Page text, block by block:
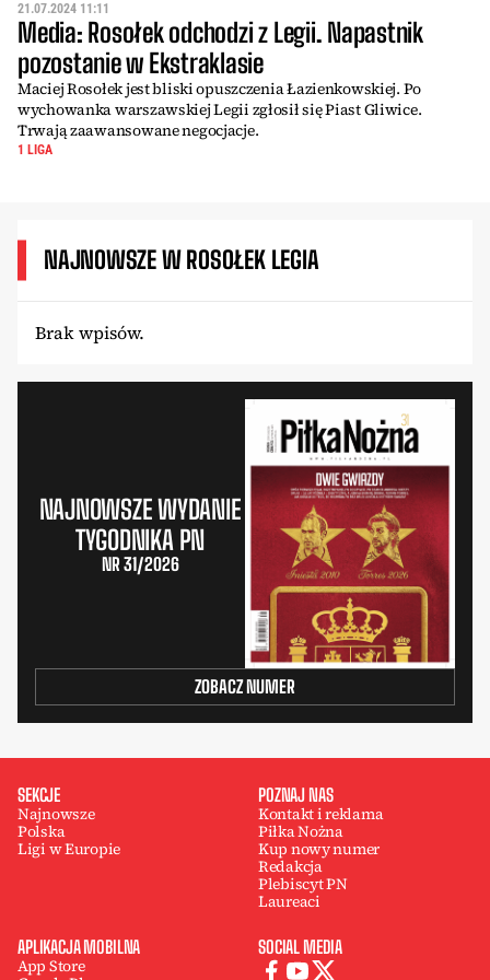
21.07.2024 11:11
Media: Rosołek odchodzi z Legii. Napastnik
pozostanie w Ekstraklasie
Maciej Rosołek jest bliski opuszczenia Łazienkowskiej. Po
wychowanka warszawskiej Legii zgłosił się Piast Gliwice.
Trwają zaawansowane negocjacje.
1 LIGA
NAJNOWSZE W ROSOŁEK LEGIA
Brak wpisów.
NAJNOWSZE WYDANIE
TYGODNIKA PN
NR 31/2026
ZOBACZ NUMER
SEKCJE
Najnowsze
Polska
Ligi w Europie
POZNAJ NAS
Kontakt i reklama
Piłka Nożna
Kup nowy numer
Redakcja
Plebiscyt PN
Laureaci
APLIKACJA MOBILNA
App Store
SOCIAL MEDIA